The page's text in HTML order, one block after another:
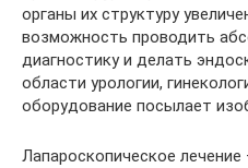
органы их структуру
возможность проводить
диагностику и делать
области урологии,
оборудование посылает
Лапароскопическое